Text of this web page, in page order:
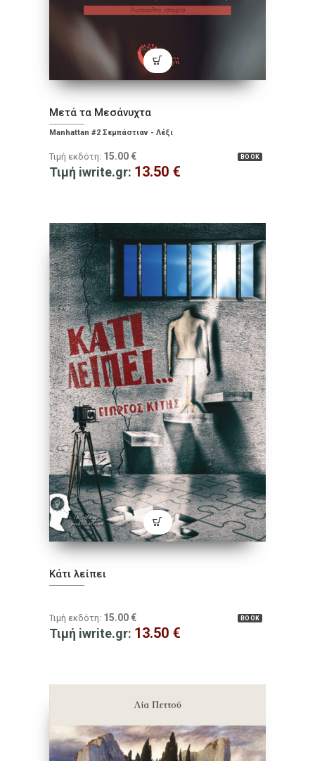
Μετά τα Μεσάνυχτα
Manhattan #2 Σεμπάστιαν - Λέξι
BOOK
Τιμή εκδότη: 15.00 €
Τιμή iwrite.gr: 13.50 €
Κάτι λείπει
BOOK
Τιμή εκδότη: 15.00 €
Τιμή iwrite.gr: 13.50 €